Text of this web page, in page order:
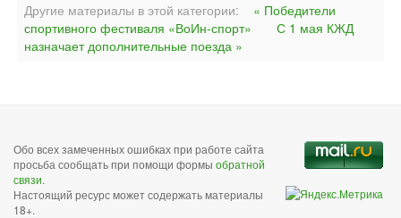
Другие материалы в этой категории:
« Победители
спортивного фестиваля «ВоИн-спорт»
С 1 мая КЖД
назначает дополнительные поезда »
Обо всех замеченных ошибках при работе сайта
просьба сообщать при помощи формы обратной
связи.
Настоящий ресурс может содержать материалы
18+.